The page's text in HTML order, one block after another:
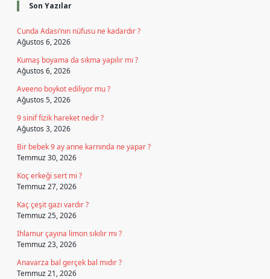
Son Yazılar
Cunda Adası’nın nüfusu ne kadardır ?
Ağustos 6, 2026
Kumaş boyama da sıkma yapılır mı ?
Ağustos 6, 2026
Aveeno boykot ediliyor mu ?
Ağustos 5, 2026
9 sinif fizik hareket nedir ?
Ağustos 3, 2026
Bir bebek 9 ay anne karnında ne yapar ?
Temmuz 30, 2026
Koç erkeği sert mi ?
Temmuz 27, 2026
Kaç çeşit gazı vardır ?
Temmuz 25, 2026
Ihlamur çayına limon sıkılır mı ?
Temmuz 23, 2026
Anavarza bal gerçek bal mıdır ?
Temmuz 21, 2026